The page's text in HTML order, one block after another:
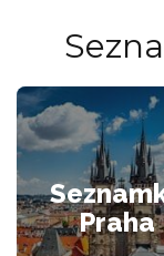
Praha